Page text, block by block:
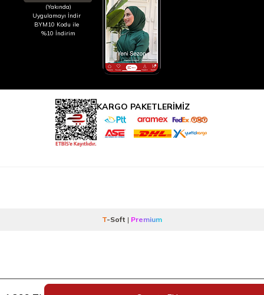
(Yakında)
Uygulamayı İndir
BYM10 Kodu ile
%10 İndirim
KARGO PAKETLERİMİZ
T-Soft | Premium